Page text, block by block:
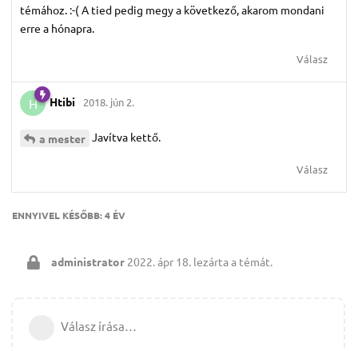
témához. :-( A tied pedig megy a következő, akarom mondani
erre a hónapra.
Válasz
H Htibi 2018. jún 2.
a mester Javítva kettő.
Válasz
ENNYIVEL KÉSŐBB:4 ÉV
administrator 2022. ápr 18. lezárta a témát.
Válasz írása…